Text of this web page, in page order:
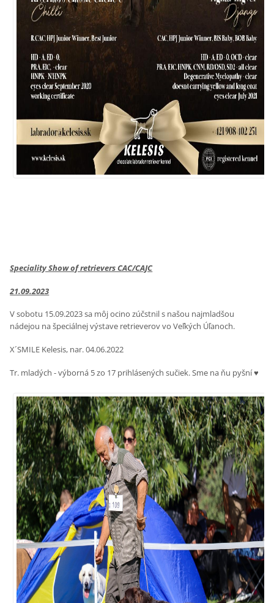
Speciality Show of retrievers CAC/CAJC
21.09.2023
V sobotu 15.09.2023 sa môj ocino zúčstnil s našou najmladšou
nádejou na špeciálnej výstave retrieverov vo Veľkých Úľanoch.
X´SMILE Kelesis, nar. 04.06.2022
Tr. mladých - výborná 5 zo 17 prihlásených sučiek. Sme na ňu pyšní ♥